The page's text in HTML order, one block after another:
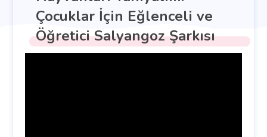
Çocuklar İçin Eğlenceli ve
Öğretici Salyangoz Şarkısı